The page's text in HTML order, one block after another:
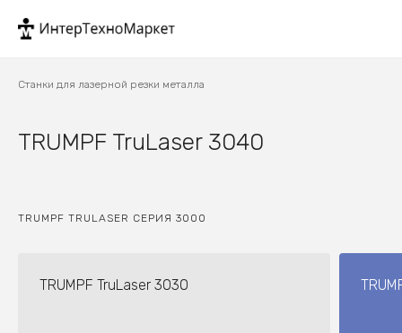
Станки для лазерной резки металла
TRUMPF TruLaser 3040
TRUMPF TRULASER СЕРИЯ 3000
TRUMPF TruLaser 3030